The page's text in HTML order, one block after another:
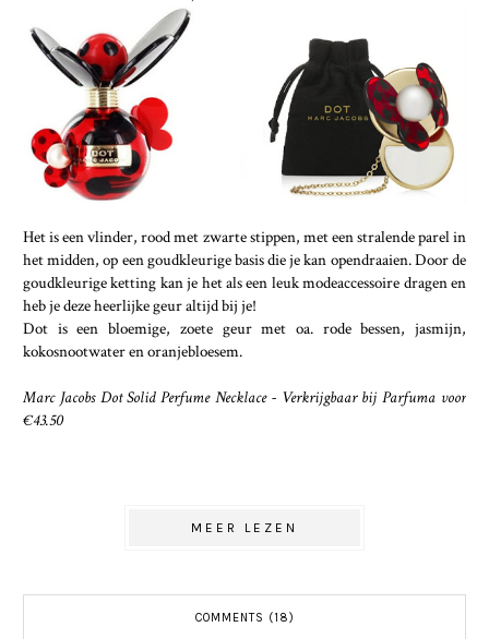
Het is een vlinder, rood met zwarte stippen, met een stralende parel in
het midden, op een goudkleurige basis die je kan opendraaien. Door de
goudkleurige ketting kan je het als een leuk modeaccessoire dragen en
heb je deze heerlijke geur altijd bij je!
Dot is een bloemige, zoete geur met oa. rode bessen, jasmijn,
kokosnootwater en oranjebloesem.
Marc Jacobs Dot Solid Perfume Necklace - Verkrijgbaar bij Parfuma voor
€43.50
MEER LEZEN
COMMENTS (18)